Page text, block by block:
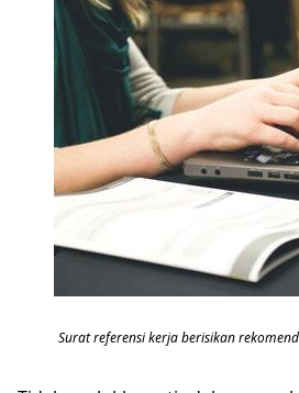
Surat referensi kerja berisikan